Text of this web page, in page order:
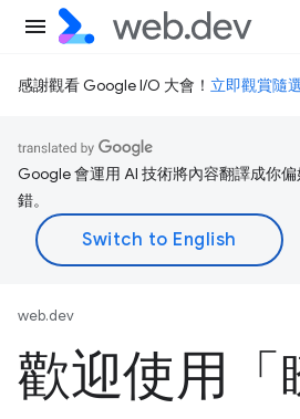
感謝觀看 Google I/O 大會！ 立即觀賞隨
Google 會運用 AI 技術將內容翻譯成你
錯。
web.dev
歡迎使用「